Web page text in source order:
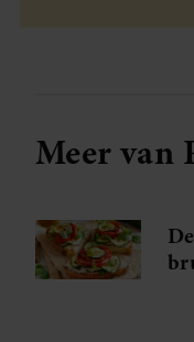
Meer van